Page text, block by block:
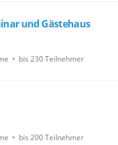
und Gästehaus
• bis 230 Teilnehmer
• bis 200 Teilnehmer